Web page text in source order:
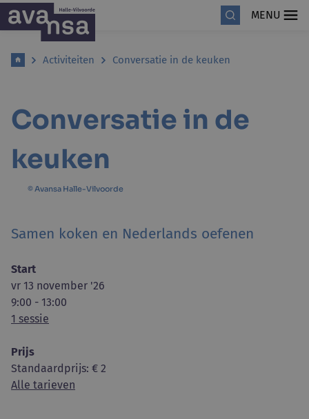
MENU
Activiteiten Conversatie in de keuken
Conversatie in de
keuken
© Avansa Halle-Vilvoorde
Samen koken en Nederlands oefenen
Start
vr 13 november '26
9:00 - 13:00
1 sessie
Prijs
Standaardprijs: € 2
Alle tarieven